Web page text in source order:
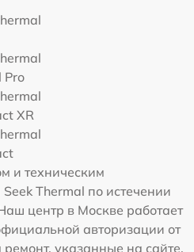
Pro
XR
и техническим
Thermal по истечении
центр в Москве работает
авторизации от
указанные на сайте,